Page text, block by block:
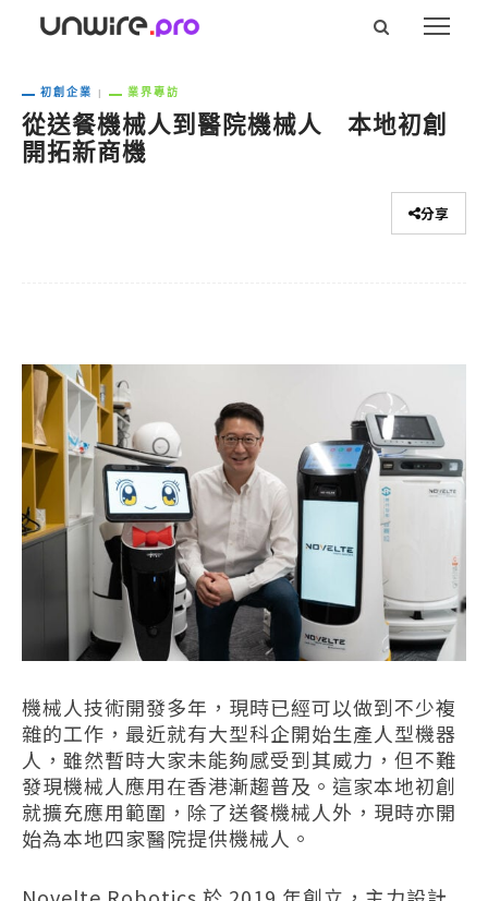
初創企業 業界專訪
從送餐機械人到醫院機械人 本地初創
開拓新商機
分享
機械人技術開發多年，現時已經可以做到不少複
雜的工作，最近就有大型科企開始生產人型機器
人，雖然暫時大家未能夠感受到其威力，但不難
發現機械人應用在香港漸趨普及。這家本地初創
就擴充應用範圍，除了送餐機械人外，現時亦開
始為本地四家醫院提供機械人。